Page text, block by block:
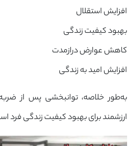
افزایش استقلال
بهبود کیفیت زندگی
کاهش عوارض درازمدت
افزایش امید به زندگی
به‌طور خلاصه، توانبخشی پس از
ارزشمند برای بهبود کیفیت زندگی فرد